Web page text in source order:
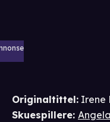
Originaltittel: Irene
Skuespillere: